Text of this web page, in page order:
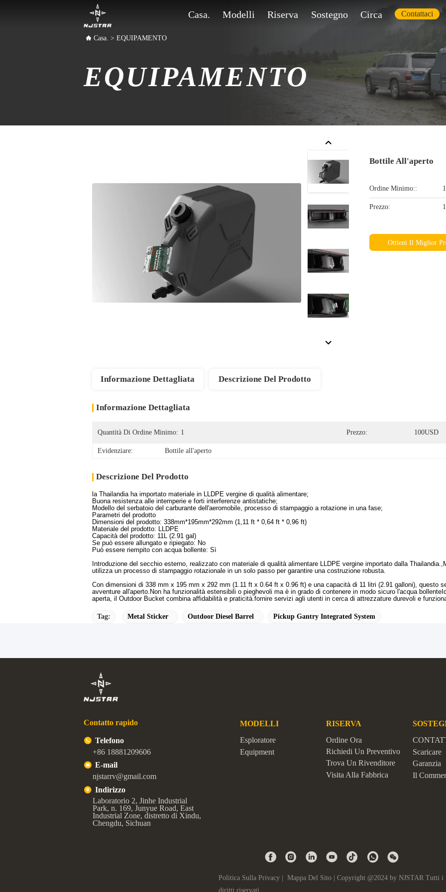
Casa. Modelli Riserva Sostegno Circa Contattaci
Casa. > EQUIPAMENTO
EQUIPAMENTO
Bottile All'aperto
Ordine Minimo:: 1
Prezzo:
Ottieni Il Miglior
Informazione Dettagliata Descrizione Del Prodotto
Informazione Dettagliata
Quantità Di Ordine Minimo: 1 Prezzo: 100USD
Evidenziare: Bottile all'aperto
Descrizione Del Prodotto
la Thailandia ha importato materiale in LLDPE vergine di qualità alimentare;
Buona resistenza alle intemperie e forti interferenze antistatiche;
Modello del serbatoio del carburante dell'aeromobile, processo di stampaggio a rotazione in una fase;
Parametri del prodotto
Dimensioni del prodotto: 338mm*195mm*292mm (1,11 ft * 0,64 ft * 0,96 ft)
Materiale del prodotto: LLDPE
Capacità del prodotto: 11L (2.91 gal)
Se può essere allungato e ripiegato: No
Può essere riempito con acqua bollente: Sì
Introduzione del secchio esterno, realizzato con materiale di qualità alimentare LLDPE vergine importato dalla
utilizza un processo di stampaggio rotazionale in un solo passo per garantire una costruzione robusta.
Con dimensioni di 338 mm x 195 mm x 292 mm (1.11 ft x 0.64 ft x 0.96 ft) e una capacità di 11 litri (2.91 galloni), questo
avventure all'aperto.Non ha funzionalità estensibili o pieghevoli ma è in grado di contenere in modo sicuro l'acqua
aperta, il Outdoor Bucket combina affidabilità e praticità.fornire servizi agli utenti in cerca di attrezzature durevoli e
Tag: Metal Sticker Outdoor Diesel Barrel Pickup Gantry Integrated System
Contatto rapido
Telefono
+86 18881209606
E-mail
njstarrv@gmail.com
Indirizzo
Laboratorio 2, Jinhe Industrial
Park, n. 169, Junyue Road, East
Industrial Zone, distretto di Xindu,
Chengdu, Sichuan
MODELLI
Esploratore
Equipment
RISERVA
Ordine Ora
Richiedi Un Preventivo
Trova Un Rivenditore
Visita Alla Fabbrica
Scaricare
Garanzia
Il
Politica Sulla Privacy | Mappa Del Sito |
Copyright @2024 by NJSTAR Tutti i
diritti riservati.